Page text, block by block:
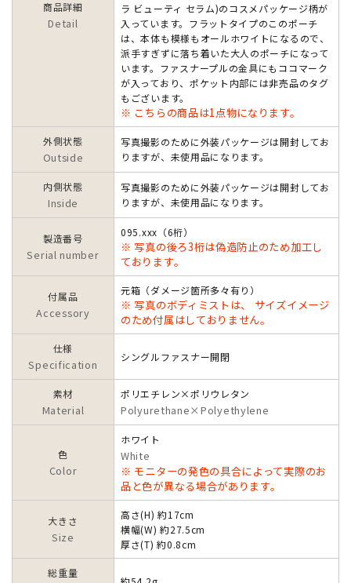
商品詳細
Detail
ラ ビューティ セラム)のコスメパッケージ柄が
入っています。フラットタイプのこのポーチ
は、本体も模様もオールホワイトになるので、
派手すぎずに落ち着いた大人のポーチになって
います。ファスナープルの金具にもココマーク
が入っており、ポケット内部には非売品のタグ
もございます。
※ こちらの商品は1点物になります。
外側状態
Outside
写真撮影のために外装パッケージは開封してお
りますが、未使用品になります。
内側状態
Inside
写真撮影のために外装パッケージは開封してお
りますが、未使用品になります。
製造番号
Serial number
095.xxx（6桁）
※ 写真の後ろ3桁は偽造防止のため加工し
ております。
付属品
Accessory
元箱（ダメージ箇所多々有り）
※ 写真のボディミストは、 サイズイメージ
のため付属はしておりません。
仕様
Specification
シングルファスナー開閉
素材
Material
ポリエチレン×ポリウレタン
Polyurethane×Polyethylene
色
Color
ホワイト
White
※ モニターの発色の具合によって実際のお
品と色が異なる場合があります。
大きさ
Size
高さ(H) 約17cm
横幅(W) 約27.5cm
厚さ(T) 約0.8cm
総重量